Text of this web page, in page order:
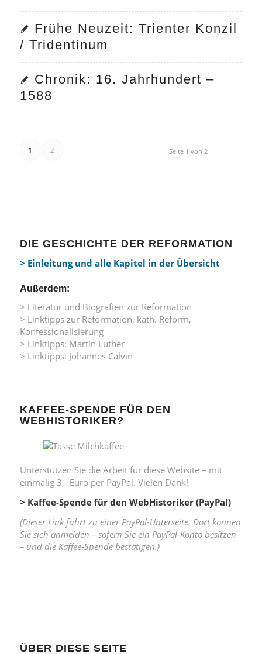
Frühe Neuzeit: Trienter Konzil
/ Tridentinum
Chronik: 16. Jahrhundert –
1588
Seite 1 von 2
1 2
DIE GESCHICHTE DER REFORMATION
> Einleitung und alle Kapitel in der Übersicht
Außerdem:
> Literatur und Biografien zur Reformation
> Linktipps zur Reformation, kath. Reform,
Konfessionalisierung
> Linktipps: Martin Luther
> Linktipps: Johannes Calvin
KAFFEE-SPENDE FÜR DEN
WEBHISTORIKER?
Unterstützen Sie die Arbeit für diese Website – mit
einmalig 3,- Euro per PayPal. Vielen Dank!
> Kaffee-Spende für den WebHistoriker (PayPal)
(Dieser Link führt zu einer PayPal-Unterseite. Dort können
Sie sich anmelden – sofern Sie ein PayPal-Konto besitzen
– und die Kaffee-Spende bestätigen.)
ÜBER DIESE SEITE